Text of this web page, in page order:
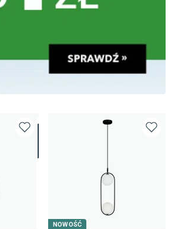
NOWOŚĆ